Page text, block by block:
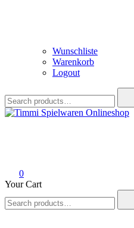
Wunschliste
Warenkorb
Logout
for:
0
Your Cart
for: